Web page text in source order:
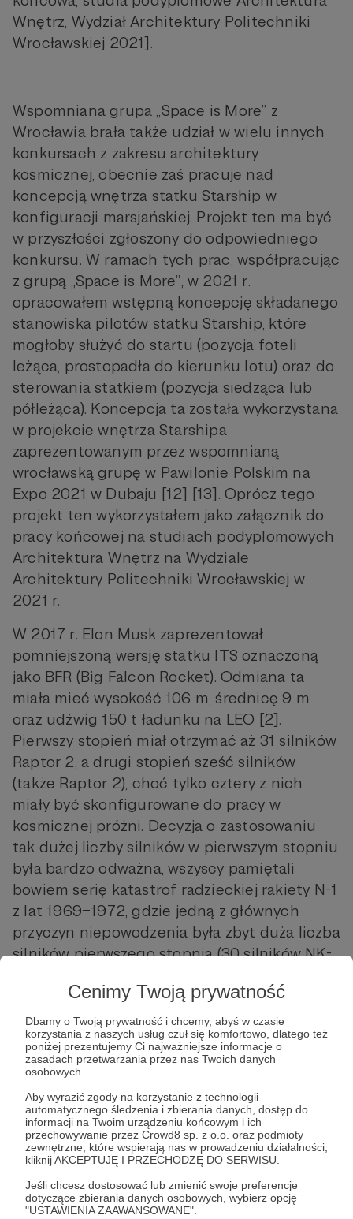
Cenimy Twoją prywatność
Dbamy o Twoją prywatność i chcemy, abyś w czasie
korzystania z naszych usług czuł się komfortowo, dlatego też
poniżej prezentujemy Ci najważniejsze informacje o
zasadach przetwarzania przez nas Twoich danych
osobowych.
Aby wyrazić zgody na korzystanie z technologii
automatycznego śledzenia i zbierania danych, dostęp do
informacji na Twoim urządzeniu końcowym i ich
przechowywanie przez Crowd8 sp. z o.o. oraz podmioty
zewnętrzne, które wspierają nas w prowadzeniu działalności,
kliknij AKCEPTUJĘ I PRZECHODZĘ DO SERWISU.
Jeśli chcesz dostosować lub zmienić swoje preferencje
dotyczące zbierania danych osobowych, wybierz opcję
"USTAWIENIA ZAAWANSOWANE".
Wnętrz, Wydział Architektury Politechniki
Wrocławskiej 2021].
Wspomniana grupa „Space is More” z
Wrocławia brała także udział w wielu innych
konkursach z zakresu architektury
kosmicznej, obecnie zaś pracuje nad
koncepcją wnętrza statku Starship w
konfiguracji marsjańskiej. Projekt ten ma być
w przyszłości zgłoszony do odpowiedniego
konkursu. W ramach tych prac, współpracując
z grupą „Space is More”, w 2021 r.
opracowałem wstępną koncepcję składanego
stanowiska pilotów statku Starship, które
mogłoby służyć do startu (pozycja foteli
leżąca, prostopadła do kierunku lotu) oraz do
sterowania statkiem (pozycja siedząca lub
półleżąca). Koncepcja ta została wykorzystana
w projekcie wnętrza Starshipa
zaprezentowanym przez wspomnianą
wrocławską grupę w Pawilonie Polskim na
Expo 2021 w Dubaju [12] [13]. Oprócz tego
projekt ten wykorzystałem jako załącznik do
pracy końcowej na studiach podyplomowych
Architektura Wnętrz na Wydziale
Architektury Politechniki Wrocławskiej w
2021 r.
W 2017 r. Elon Musk zaprezentował
pomniejszoną wersję statku ITS oznaczoną
jako BFR (Big Falcon Rocket). Odmiana ta
miała mieć wysokość 106 m, średnicę 9 m
oraz udźwig 150 t ładunku na LEO [2].
Pierwszy stopień miał otrzymać aż 31 silników
Raptor 2, a drugi stopień sześć silników
(także Raptor 2), choć tylko cztery z nich
miały być skonfigurowane do pracy w
kosmicznej próżni. Decyzja o zastosowaniu
tak dużej liczby silników w pierwszym stopniu
była bardzo odważna, wszyscy pamiętali
bowiem serię katastrof radzieckiej rakiety N-1
z lat 1969–1972, gdzie jedną z głównych
przyczyn niepowodzenia była zbyt duża liczba
silników pierwszego stopnia (30 silników NK-
była w stanie zabezpieczyć ówczesna
aparatura. Podczas wszystkich czterech
startów rakiety N-1 zawsze część silników się
wyłączała, co powodowało asymetrię ciągu i
dezintegrację rakiety. System
bezpieczeństwa w takiej sytuacji miał
natychmiast wyłączać odpowiednie silniki po
przeciwnej stronie, by utrzymać symetryczny
wektor ciągu, ale jak widać, nie był on
skuteczny. SpaceX w XXI w. dysponuje jednak
nieporównywalnie wyższym poziomem